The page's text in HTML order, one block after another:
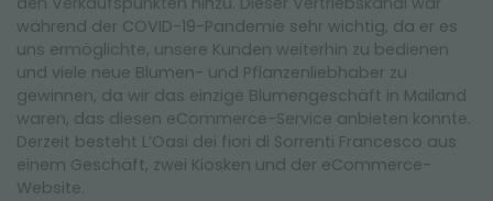
während der COVID-19-Pandemie sehr wichtig, da er es
uns ermöglichte, unsere Kunden weiterhin zu bedienen
und viele neue Blumen- und Pflanzenliebhaber zu
gewinnen, da wir das einzige Blumengeschäft in Mailand
waren, das diesen eCommerce-Service anbieten konnte.
Derzeit besteht L‘Oasi dei fiori di Sorrenti Francesco aus
einem Geschäft, zwei Kiosken und der eCommerce-
Website.